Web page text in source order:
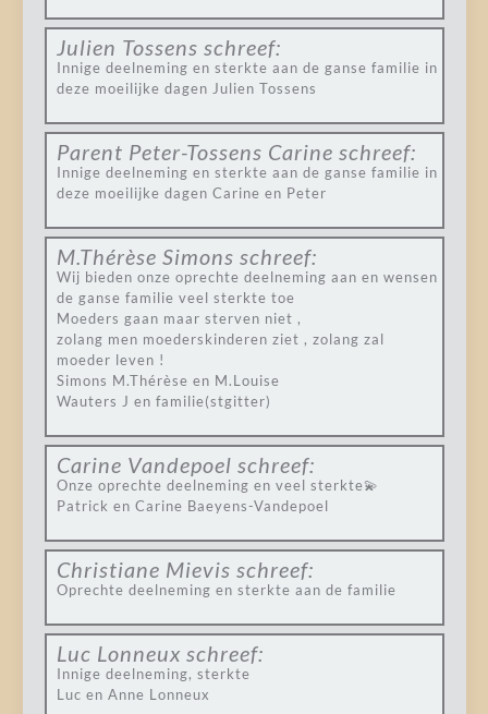
Julien Tossens schreef:
Innige deelneming en sterkte aan de ganse familie in
deze moeilijke dagen Julien Tossens
Parent Peter-Tossens Carine schreef:
Innige deelneming en sterkte aan de ganse familie in
deze moeilijke dagen Carine en Peter
M.Thérèse Simons schreef:
Wij bieden onze oprechte deelneming aan en wensen
de ganse familie veel sterkte toe
Moeders gaan maar sterven niet ,
zolang men moederskinderen ziet , zolang zal
moeder leven !
Simons M.Thérèse en M.Louise
Wauters J en familie(stgitter)
Carine Vandepoel schreef:
Onze oprechte deelneming en veel sterkte💫
Patrick en Carine Baeyens-Vandepoel
Christiane Mievis schreef:
Oprechte deelneming en sterkte aan de familie
Luc Lonneux schreef:
Innige deelneming, sterkte
Luc en Anne Lonneux